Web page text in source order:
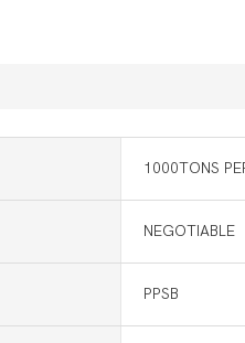
1000TONS
NEGOTIABLE
PPSB